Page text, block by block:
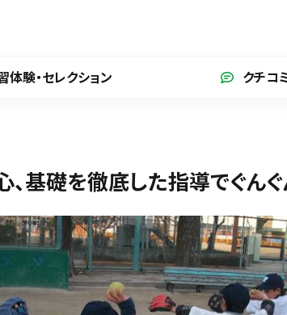
体験・セレクション クチコ
基礎を徹底した指導でぐんぐ